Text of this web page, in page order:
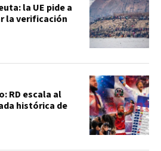
la UE pide a
la verificación
RD escala al
histórica de